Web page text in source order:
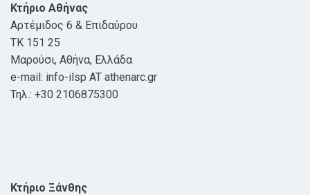
Κτήριο Αθήνας
Αρτέμιδος 6 & Επιδαύρου
ΤΚ 151 25
Μαρούσι, Αθήνα, Ελλάδα
e-mail: info-ilsp AT athenarc.gr
Τηλ.: +30 2106875300
Κτήριο Ξάνθης